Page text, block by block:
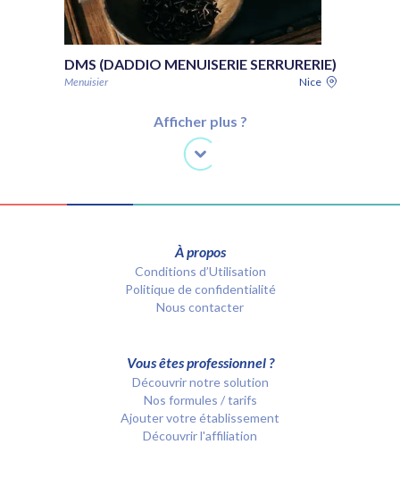
DMS (DADDIO MENUISERIE SERRURERIE)
Menuisier Nice
Afficher plus ?
À propos
Conditions d’Utilisation
Politique de confidentialité
Nous contacter
Vous êtes professionnel ?
Découvrir notre solution
Nos formules / tarifs
Ajouter votre établissement
Découvrir l'affiliation